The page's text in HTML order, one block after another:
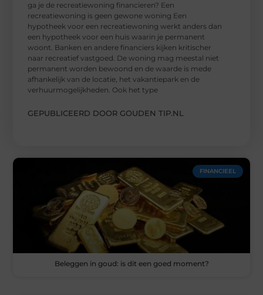
ga je de recreatiewoning financieren? Een
recreatiewoning is geen gewone woning Een
hypotheek voor een recreatiewoning werkt anders dan
een hypotheek voor een huis waarin je permanent
woont. Banken en andere financiers kijken kritischer
naar recreatief vastgoed. De woning mag meestal niet
permanent worden bewoond en de waarde is mede
afhankelijk van de locatie, het vakantiepark en de
verhuurmogelijkheden. Ook het type
GEPUBLICEERD DOOR GOUDEN TIP.NL
FINANCIEEL
Beleggen in goud: is dit een goed moment?